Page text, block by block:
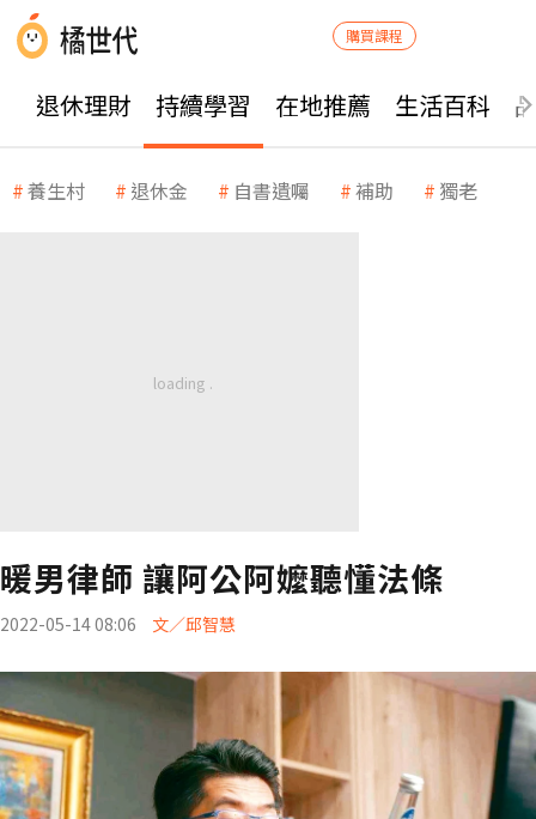
購買課程
退休理財 持續學習 在地推薦 生活百科
養生村 退休金 自書遺囑 補助 獨老
暖男律師 讓阿公阿嬤聽懂法條
2022-05-14 08:06 文／邱智慧